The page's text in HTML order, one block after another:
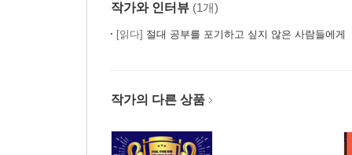
작가와 인터뷰 (1개)
[읽다] 절대 공부를 포기하고 싶지 않은 사람들에게
작가의 다른 상품